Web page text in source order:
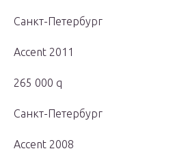
Санкт-Петербург
Accent 2011
265 000 q
Санкт-Петербург
Accent 2008